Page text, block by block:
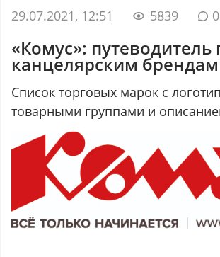
29.07.2021, 12:51 5839 0
«Комус»: путеводитель
канцелярским брендам
Список торговых марок с
товарными группами и